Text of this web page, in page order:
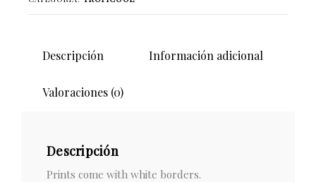
Cielo
Descripción Información adicional
Valoraciones (0)
Descripción
Prints come with white borders.